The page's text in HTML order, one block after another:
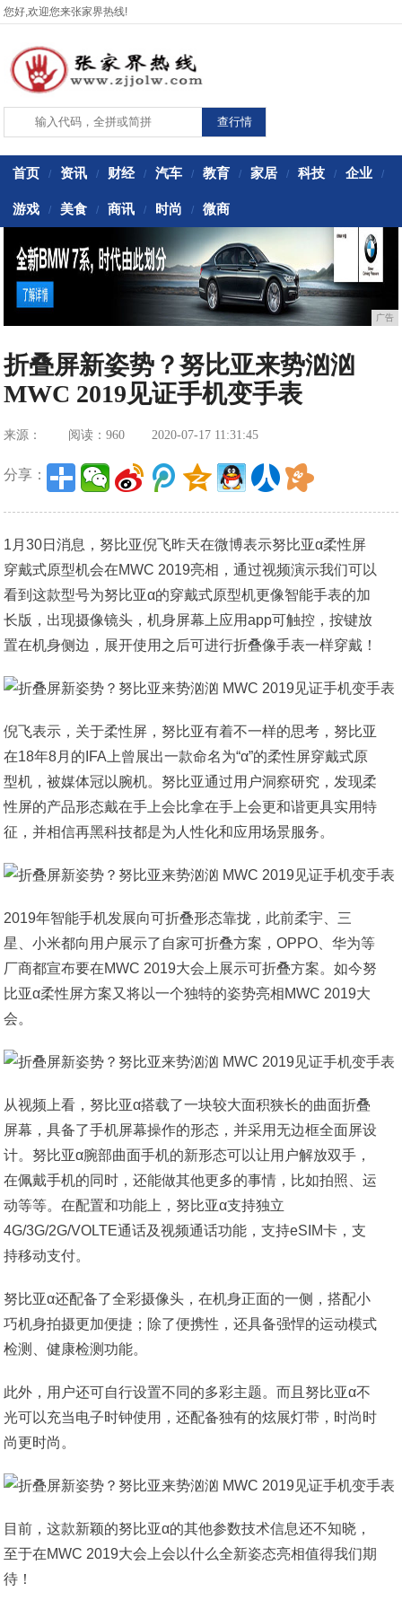
您好,欢迎您来张家界热线!
首页 / 资讯 / 财经 / 汽车 / 教育 / 家居 / 科技 / 企业 /
游戏 / 美食 / 商讯 / 时尚 / 微商
广告
折叠屏新姿势？努比亚来势汹汹
MWC 2019见证手机变手表
来源： 阅读：960 2020-07-17 11:31:45
分享：
1月30日消息，努比亚倪飞昨天在微博表示努比亚α柔性屏
穿戴式原型机会在MWC 2019亮相，通过视频演示我们可以
看到这款型号为努比亚α的穿戴式原型机更像智能手表的加
长版，出现摄像镜头，机身屏幕上应用app可触控，按键放
置在机身侧边，展开使用之后可进行折叠像手表一样穿戴！
倪飞表示，关于柔性屏，努比亚有着不一样的思考，努比亚
在18年8月的IFA上曾展出一款命名为“α”的柔性屏穿戴式原
型机，被媒体冠以腕机。努比亚通过用户洞察研究，发现柔
性屏的产品形态戴在手上会比拿在手上会更和谐更具实用特
征，并相信再黑科技都是为人性化和应用场景服务。
2019年智能手机发展向可折叠形态靠拢，此前柔宇、三
星、小米都向用户展示了自家可折叠方案，OPPO、华为等
厂商都宣布要在MWC 2019大会上展示可折叠方案。如今努
比亚α柔性屏方案又将以一个独特的姿势亮相MWC 2019大
会。
从视频上看，努比亚α搭载了一块较大面积狭长的曲面折叠
屏幕，具备了手机屏幕操作的形态，并采用无边框全面屏设
计。努比亚α腕部曲面手机的新形态可以让用户解放双手，
在佩戴手机的同时，还能做其他更多的事情，比如拍照、运
动等等。在配置和功能上，努比亚α支持独立
4G/3G/2G/VOLTE通话及视频通话功能，支持eSIM卡，支
持移动支付。
努比亚α还配备了全彩摄像头，在机身正面的一侧，搭配小
巧机身拍摄更加便捷；除了便携性，还具备强悍的运动模式
检测、健康检测功能。
此外，用户还可自行设置不同的多彩主题。而且努比亚α不
光可以充当电子时钟使用，还配备独有的炫展灯带，时尚时
尚更时尚。
目前，这款新颖的努比亚α的其他参数技术信息还不知晓，
至于在MWC 2019大会上会以什么全新姿态亮相值得我们期
待！